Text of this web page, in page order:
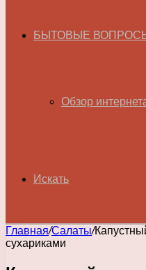
БЫТОВЫЕ
Обзор
Искать
Главная/Салаты/
сухариками